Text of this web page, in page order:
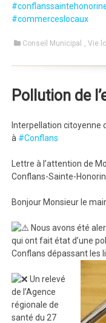
#commerceslocaux
Conseil Municipal ,Vie
Pollution de
Interpellation citoyenne
à #Conflans
Lettre à l’attention de
Conflans-Sainte-
Bonjour Monsieur le
Nous avons été
qui ont fait état d’une
Conflans dépassant les
Un relevé
de l’Agence
régionale de
santé du 27